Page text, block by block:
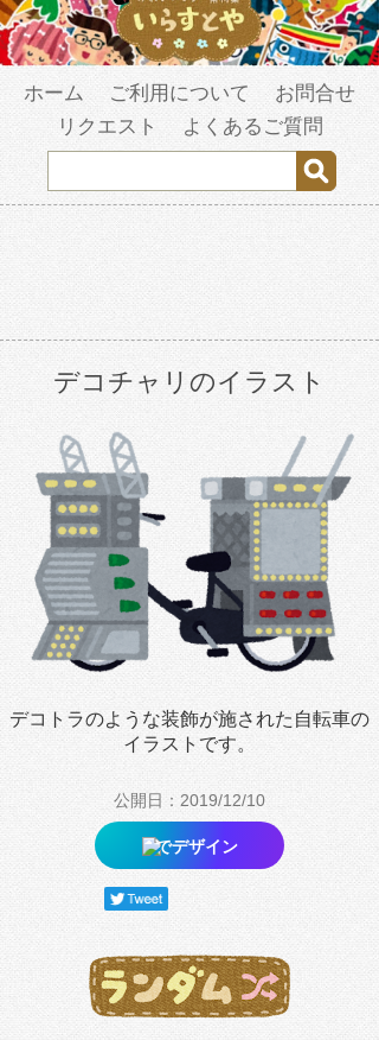
ホーム ご利用について
お問合せ
リクエスト
よくあるご質問
デコチャリのイラスト
デコトラのような装飾が施された自転車の
イラストです。
公開日：2019/12/10
でデザイン